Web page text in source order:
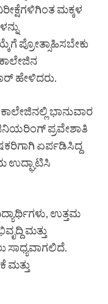
ಮಕ್ಕಳ
ಪ್ರೋತ್ಸಾಹಿಸಬೇಕು
ಹೇಳಿದರು.
ಭಾನುವಾರ
ಪ್ರವೇಶಾತಿ
ಏರ್ಪಡಿಸಿದ್ದ
ಉದ್ಘಾಟಿಸಿ
ಉತ್ತಮ
ಮತ್ತು
ಸಾಧ್ಯವಾಗಲಿದೆ.
ಮತ್ತು